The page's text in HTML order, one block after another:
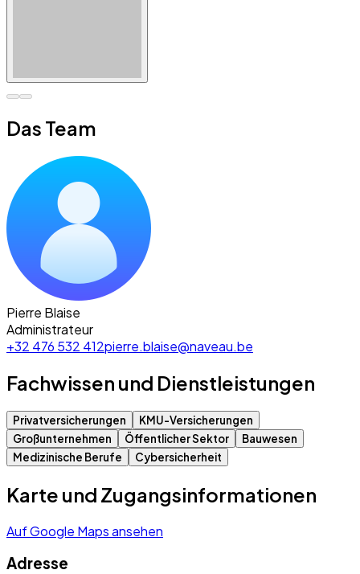
Das Team
Pierre Blaise
Administrateur
+32 476 532 412pierre.blaise@naveau.be
Fachwissen und Dienstleistungen
Privatversicherungen
KMU-Versicherungen
Großunternehmen
Öffentlicher Sektor
Bauwesen
Medizinische Berufe
Cybersicherheit
Karte und Zugangsinformationen
Auf Google Maps ansehen
Adresse